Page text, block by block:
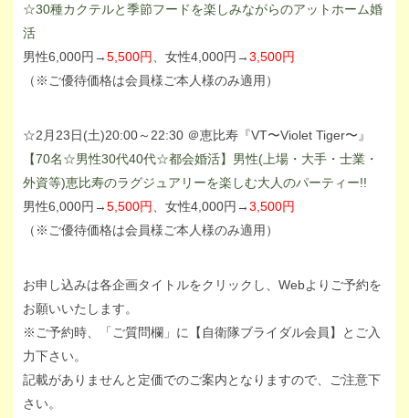
☆30種カクテルと季節フードを楽しみながらのアットホーム婚
活
男性6,000円→5,500円 、女性4,000円→3,500円
（※ご優待価格は会員様ご本人様のみ適用）
☆2月23日(土)20:00～22:30 ＠恵比寿『VT〜Violet Tiger〜』
【70名☆男性30代40代☆都会婚活】男性(上場・大手・士業・
外資等)恵比寿のラグジュアリーを楽しむ大人のパーティー!!
男性6,000円→5,500円 、女性4,000円→3,500円
（※ご優待価格は会員様ご本人様のみ適用）
お申し込みは各企画タイトルをクリックし、Webよりご予約を
お願いいたします。
※ご予約時、「ご質問欄」に【自衛隊ブライダル会員】とご入
力下さい。
記載がありませんと定価でのご案内となりますので、ご注意下
さい。